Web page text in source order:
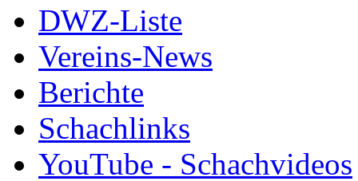
DWZ-Liste
Vereins-News
Berichte
Schachlinks
YouTube - Schachvideos